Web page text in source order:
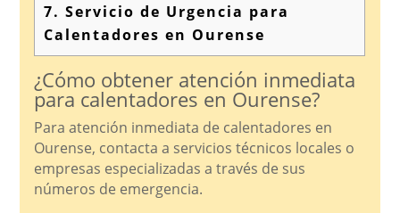
7. Servicio de Urgencia para
Calentadores en Ourense
¿Cómo obtener atención inmediata
para calentadores en Ourense?
Para atención inmediata de calentadores en
Ourense, contacta a servicios técnicos locales o
empresas especializadas a través de sus
números de emergencia.